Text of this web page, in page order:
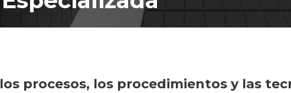
procesos, los procedimientos y las